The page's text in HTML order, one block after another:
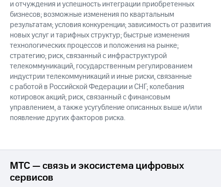
и отчуждения и успешность интеграции приобретенных
бизнесов; возможные изменения по квартальным
результатам; условия конкуренции; зависимость от развития
новых услуг и тарифных структур; быстрые изменения
технологических процессов и положения на рынке;
стратегию; риск, связанный с инфраструктурой
телекоммуникаций, государственным регулированием
индустрии телекоммуникаций и иные риски, связанные
с работой в Российской Федерации и СНГ; колебания
котировок акций; риск, связанный с финансовым
управлением, а также усугубление описанных выше и/или
появление других факторов риска.
МТС — связь и экосистема цифровых
сервисов